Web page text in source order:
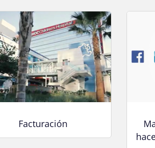
Facturación